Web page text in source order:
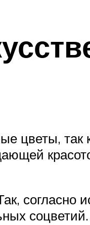
цветы, так
согласно